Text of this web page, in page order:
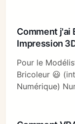
Comment j'ai
Impression
Pour le
Bricoleur 😃
Numérique)